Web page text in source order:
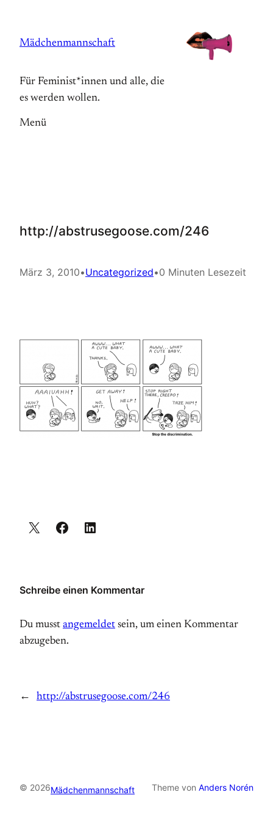
springen
Mädchenmannschaft
Für Feminist*innen und alle, die
es werden wollen.
Menü
http://abstrusegoose.com/246
März 3, 2010•Uncategorized•0 Minuten Lesezeit
Schreibe einen Kommentar
Du musst angemeldet sein, um einen Kommentar
abzugeben.
← http://abstrusegoose.com/246
© 2026Mädchenmannschaft Theme von Anders Norén